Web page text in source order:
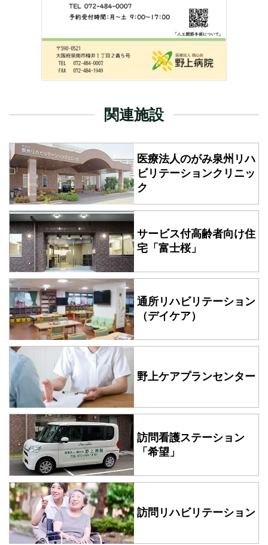
野上病院 年末年始_外来診療のお知らせ
2025年11月28日
採用情報
野上病院 看護師（入退院支援）（正職員）の求人を追加しま
野上病院 事務当直者（正職員）の求人を追加しました。
2025年11月02日
採用情報
野上病院 社会福祉士（医療ソーシャルワーカー）（正職員）
の求人を追加しました。
2025年10月17日
お知らせ
2025年11月2日（日）10：00～14：00 のがみ健康フェスタ
開催のお知らせ
2025年10月03日
お知らせ
新型コロナウイルスワクチン接種の 「事前予約」について
2025年10月03日
お知らせ
季節性インフルエンザワクチン接種の 「事前予約」について
2025年10月03日
採用情報
野上病院 管理栄養士（正職員）（パート）の求人を追加しま
した。
2025年10月01日
お知らせ
10/11（土） 巡回バス運休のお知らせ
2025年09月12日
採用情報
野上病院 調剤事務（正職員）の求人を追加しました。
2025年09月12日
採用情報
野上病院 事務職（経理事務）（正職員）の求人を追加しまし
た。
関連施設
医療法人のがみ泉州 リハ
ビリテーションクリニッ
ク
サービス付高齢者向け住
宅 「富士桜」
通所リハビリテーション
（デイケア）
野上ケアプランセンター
訪問看護ステーション
「希望」
訪問リハビリテーション